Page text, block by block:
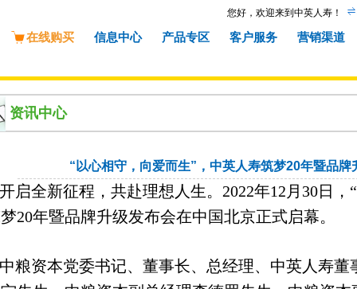
您好，欢迎来到中英人寿！
在线购买 信息中心 产品专区 客户服务 营销渠道
资讯中心
“以心相守，向爱而生”，中英人寿筑梦20年暨品牌
启全新征程，共赴理想人生。 2022年12 月 30日， “
20年暨品牌升级发布会在中国北京正式启幕。
粮资本党委书记、董事长、总经理、中英人寿董